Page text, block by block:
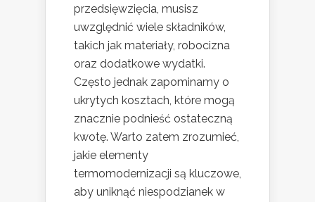
przedsięwzięcia, musisz
uwzględnić wiele składników,
takich jak materiały, robocizna
oraz dodatkowe wydatki.
Często jednak zapominamy o
ukrytych kosztach, które mogą
znacznie podnieść ostateczną
kwotę. Warto zatem zrozumieć,
jakie elementy
termomodernizacji są kluczowe,
aby uniknąć niespodzianek w